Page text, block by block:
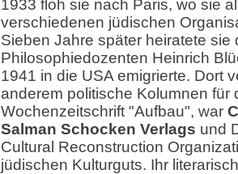
1933 floh sie nach Paris, wo sie
verschiedenen jüdischen
Sieben Jahre später heiratete sie
Philosophiedozenten Heinrich
1941 in die USA emigrierte. Dort
anderem politische Kolumnen für
Wochenzeitschrift "Aufbau", war
Salman Schocken Verlags und
Cultural Reconstruction
jüdischen Kulturguts. Ihr